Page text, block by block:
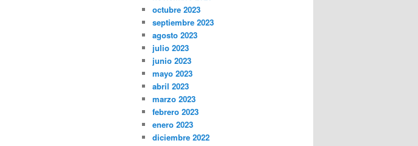
octubre 2023
septiembre 2023
agosto 2023
julio 2023
junio 2023
mayo 2023
abril 2023
marzo 2023
febrero 2023
enero 2023
diciembre 2022